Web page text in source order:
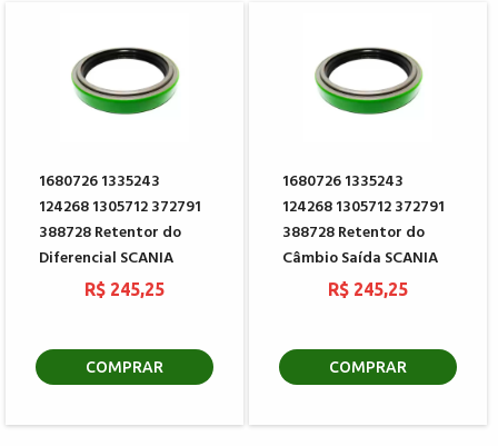
1680726 1335243
124268 1305712 372791
388728 Retentor do
Diferencial SCANIA
R$ 245,25
COMPRAR
1680726 1335243
124268 1305712 372791
388728 Retentor do
Câmbio Saída SCANIA
R$ 245,25
COMPRAR